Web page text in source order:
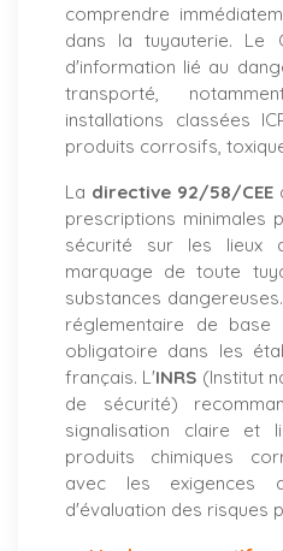
comprendre
dans la tuyauterie. Le
d'information lié au
transporté,
installations classées
produits corrosifs,
La directive 92/58/CEE
prescriptions minimales
sécurité sur les lieux
marquage de toute
substances
réglementaire de
obligatoire dans les
français. L'INRS (Institut
de sécurité)
signalisation claire et
produits chimiques
avec les exigences
d'évaluation des risques